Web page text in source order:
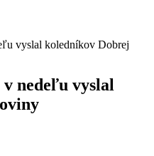
vyslal koledníkov Dobrej
nedeľu vyslal